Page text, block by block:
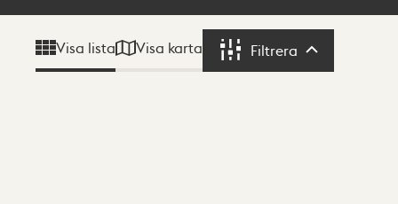
Visa lista Visa karta Filtrera Filtrera